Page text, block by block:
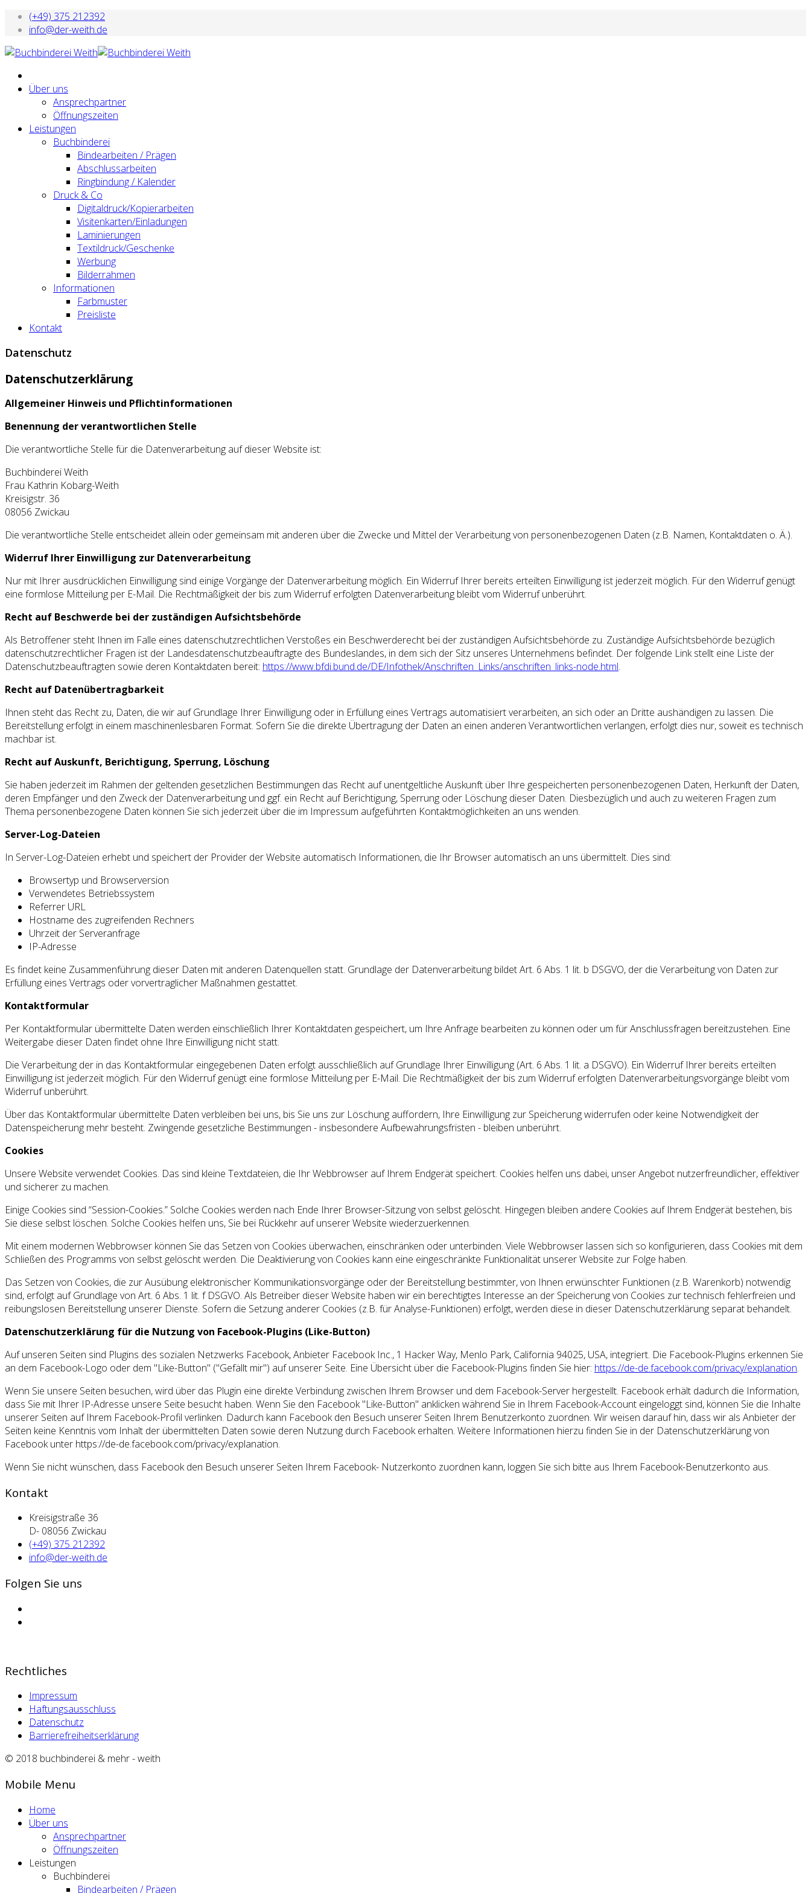
(+49) 375 212392
info@der-weith.de
Über uns
Ansprechpartner
Öffnungszeiten
Leistungen
Buchbinderei
Bindearbeiten / Prägen
Abschlussarbeiten
Ringbindung / Kalender
Druck & Co
Digitaldruck/Kopierarbeiten
Visitenkarten/Einladungen
Laminierungen
Textildruck/Geschenke
Werbung
Bilderrahmen
Informationen
Farbmuster
Preisliste
Kontakt
Datenschutz
Datenschutzerklärung
Allgemeiner Hinweis und Pflichtinformationen
Benennung der verantwortlichen Stelle
Die verantwortliche Stelle für die Datenverarbeitung auf dieser Website ist:
Buchbinderei Weith
Frau Kathrin Kobarg-Weith
Kreisigstr. 36
08056 Zwickau
Die verantwortliche Stelle entscheidet allein oder gemeinsam mit anderen über die Zwecke und Mittel der Verarbeitung von personenbezogenen Daten (z.B. Namen, Kontaktdaten o. Ä.).
Widerruf Ihrer Einwilligung zur Datenverarbeitung
Nur mit Ihrer ausdrücklichen Einwilligung sind einige Vorgänge der Datenverarbeitung möglich. Ein Widerruf Ihrer bereits erteilten Einwilligung ist jederzeit möglich. Für den Widerruf genügt
eine formlose Mitteilung per E-Mail. Die Rechtmäßigkeit der bis zum Widerruf erfolgten Datenverarbeitung bleibt vom Widerruf unberührt.
Recht auf Beschwerde bei der zuständigen Aufsichtsbehörde
Als Betroffener steht Ihnen im Falle eines datenschutzrechtlichen Verstoßes ein Beschwerderecht bei der zuständigen Aufsichtsbehörde zu. Zuständige Aufsichtsbehörde bezüglich
datenschutzrechtlicher Fragen ist der Landesdatenschutzbeauftragte des Bundeslandes, in dem sich der Sitz unseres Unternehmens befindet. Der folgende Link stellt eine Liste der
Datenschutzbeauftragten sowie deren Kontaktdaten bereit: https://www.bfdi.bund.de/DE/Infothek/Anschriften_Links/anschriften_links-node.html.
Recht auf Datenübertragbarkeit
Ihnen steht das Recht zu, Daten, die wir auf Grundlage Ihrer Einwilligung oder in Erfüllung eines Vertrags automatisiert verarbeiten, an sich oder an Dritte aushändigen zu lassen. Die
Bereitstellung erfolgt in einem maschinenlesbaren Format. Sofern Sie die direkte Übertragung der Daten an einen anderen Verantwortlichen verlangen, erfolgt dies nur, soweit es technisch
machbar ist.
Recht auf Auskunft, Berichtigung, Sperrung, Löschung
Sie haben jederzeit im Rahmen der geltenden gesetzlichen Bestimmungen das Recht auf unentgeltliche Auskunft über Ihre gespeicherten personenbezogenen Daten, Herkunft der Daten,
deren Empfänger und den Zweck der Datenverarbeitung und ggf. ein Recht auf Berichtigung, Sperrung oder Löschung dieser Daten. Diesbezüglich und auch zu weiteren Fragen zum
Thema personenbezogene Daten können Sie sich jederzeit über die im Impressum aufgeführten Kontaktmöglichkeiten an uns wenden.
Server-Log-Dateien
In Server-Log-Dateien erhebt und speichert der Provider der Website automatisch Informationen, die Ihr Browser automatisch an uns übermittelt. Dies sind:
Browsertyp und Browserversion
Verwendetes Betriebssystem
Referrer URL
Hostname des zugreifenden Rechners
Uhrzeit der Serveranfrage
IP-Adresse
Es findet keine Zusammenführung dieser Daten mit anderen Datenquellen statt. Grundlage der Datenverarbeitung bildet Art. 6 Abs. 1 lit. b DSGVO, der die Verarbeitung von Daten zur
Erfüllung eines Vertrags oder vorvertraglicher Maßnahmen gestattet.
Kontaktformular
Per Kontaktformular übermittelte Daten werden einschließlich Ihrer Kontaktdaten gespeichert, um Ihre Anfrage bearbeiten zu können oder um für Anschlussfragen bereitzustehen. Eine
Weitergabe dieser Daten findet ohne Ihre Einwilligung nicht statt.
Die Verarbeitung der in das Kontaktformular eingegebenen Daten erfolgt ausschließlich auf Grundlage Ihrer Einwilligung (Art. 6 Abs. 1 lit. a DSGVO). Ein Widerruf Ihrer bereits erteilten
Einwilligung ist jederzeit möglich. Für den Widerruf genügt eine formlose Mitteilung per E-Mail. Die Rechtmäßigkeit der bis zum Widerruf erfolgten Datenverarbeitungsvorgänge bleibt vom
Widerruf unberührt.
Über das Kontaktformular übermittelte Daten verbleiben bei uns, bis Sie uns zur Löschung auffordern, Ihre Einwilligung zur Speicherung widerrufen oder keine Notwendigkeit der
Datenspeicherung mehr besteht. Zwingende gesetzliche Bestimmungen - insbesondere Aufbewahrungsfristen - bleiben unberührt.
Cookies
Unsere Website verwendet Cookies. Das sind kleine Textdateien, die Ihr Webbrowser auf Ihrem Endgerät speichert. Cookies helfen uns dabei, unser Angebot nutzerfreundlicher, effektiver
und sicherer zu machen.
Einige Cookies sind “Session-Cookies.” Solche Cookies werden nach Ende Ihrer Browser-Sitzung von selbst gelöscht. Hingegen bleiben andere Cookies auf Ihrem Endgerät bestehen, bis
Sie diese selbst löschen. Solche Cookies helfen uns, Sie bei Rückkehr auf unserer Website wiederzuerkennen.
Mit einem modernen Webbrowser können Sie das Setzen von Cookies überwachen, einschränken oder unterbinden. Viele Webbrowser lassen sich so konfigurieren, dass Cookies mit dem
Schließen des Programms von selbst gelöscht werden. Die Deaktivierung von Cookies kann eine eingeschränkte Funktionalität unserer Website zur Folge haben.
Das Setzen von Cookies, die zur Ausübung elektronischer Kommunikationsvorgänge oder der Bereitstellung bestimmter, von Ihnen erwünschter Funktionen (z.B. Warenkorb) notwendig
sind, erfolgt auf Grundlage von Art. 6 Abs. 1 lit. f DSGVO. Als Betreiber dieser Website haben wir ein berechtigtes Interesse an der Speicherung von Cookies zur technisch fehlerfreien und
reibungslosen Bereitstellung unserer Dienste. Sofern die Setzung anderer Cookies (z.B. für Analyse-Funktionen) erfolgt, werden diese in dieser Datenschutzerklärung separat behandelt.
Datenschutzerklärung für die Nutzung von Facebook-Plugins (Like-Button)
Auf unseren Seiten sind Plugins des sozialen Netzwerks Facebook, Anbieter Facebook Inc., 1 Hacker Way, Menlo Park, California 94025, USA, integriert. Die Facebook-Plugins erkennen Sie
an dem Facebook-Logo oder dem "Like-Button" ("Gefällt mir") auf unserer Seite. Eine Übersicht über die Facebook-Plugins finden Sie hier: https://de-de.facebook.com/privacy/explanation.
Wenn Sie unsere Seiten besuchen, wird über das Plugin eine direkte Verbindung zwischen Ihrem Browser und dem Facebook-Server hergestellt. Facebook erhält dadurch die Information,
dass Sie mit Ihrer IP-Adresse unsere Seite besucht haben. Wenn Sie den Facebook "Like-Button" anklicken während Sie in Ihrem Facebook-Account eingeloggt sind, können Sie die Inhalte
unserer Seiten auf Ihrem Facebook-Profil verlinken. Dadurch kann Facebook den Besuch unserer Seiten Ihrem Benutzerkonto zuordnen. Wir weisen darauf hin, dass wir als Anbieter der
Seiten keine Kenntnis vom Inhalt der übermittelten Daten sowie deren Nutzung durch Facebook erhalten. Weitere Informationen hierzu finden Sie in der Datenschutzerklärung von
Facebook unter https://de-de.facebook.com/privacy/explanation.
Wenn Sie nicht wünschen, dass Facebook den Besuch unserer Seiten Ihrem Facebook- Nutzerkonto zuordnen kann, loggen Sie sich bitte aus Ihrem Facebook-Benutzerkonto aus.
Kontakt
Kreisigstraße 36
D- 08056 Zwickau
(+49) 375 212392
info@der-weith.de
Folgen Sie uns
Rechtliches
Impressum
Haftungsausschluss
Datenschutz
Barrierefreiheitserklärung
© 2018 buchbinderei & mehr - weith
Mobile Menu
Home
Über uns
Ansprechpartner
Öffnungszeiten
Leistungen
Buchbinderei
Bindearbeiten / Prägen